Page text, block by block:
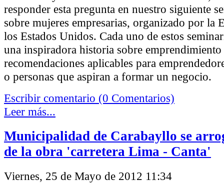
responder esta pregunta en nuestro siguiente
sobre mujeres empresarias, organizado por la
los Estados Unidos. Cada uno de estos
una inspiradora historia sobre
recomendaciones aplicables para
o personas que aspiran a formar un negocio.
Escribir comentario (0 Comentarios)
Leer más...
Municipalidad de Carabayllo se
de la obra 'carretera Lima - Canta'
Viernes, 25 de Mayo de 2012 11:34